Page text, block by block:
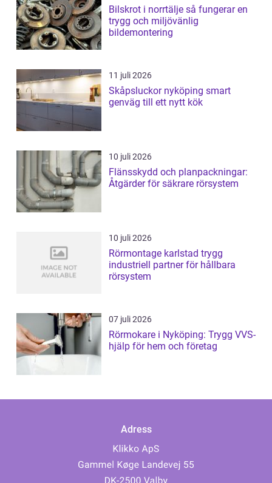
Bilskrot i norrtälje så fungerar en
trygg och miljövänlig
bildemontering
11 juli 2026
Skåpsluckor nyköping smart
genväg till ett nytt kök
10 juli 2026
Flänsskydd och planpackningar:
Åtgärder för säkrare rörsystem
10 juli 2026
Rörmontage karlstad trygg
industriell partner för hållbara
rörsystem
07 juli 2026
Rörmokare i Nyköping: Trygg VVS-
hjälp för hem och företag
Adress